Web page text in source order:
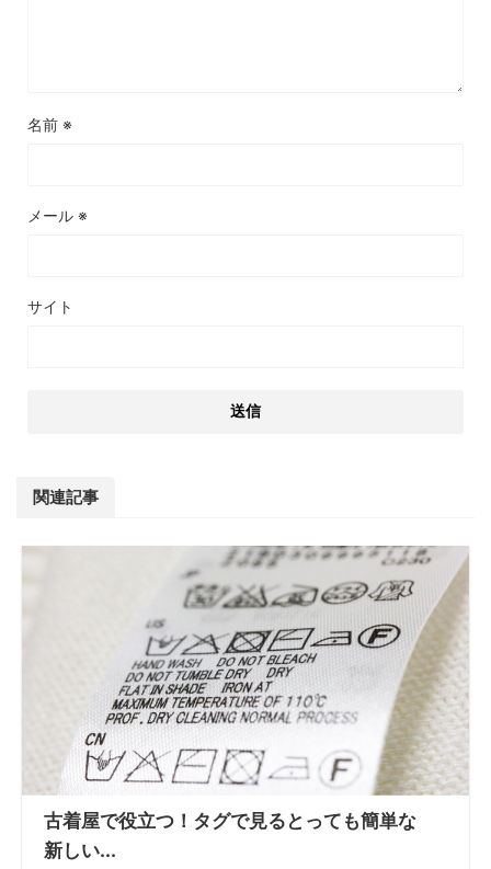
名前 ※
メール ※
サイト
関連記事
古着屋で役立つ！タグで見るとっても簡単な
新しい...